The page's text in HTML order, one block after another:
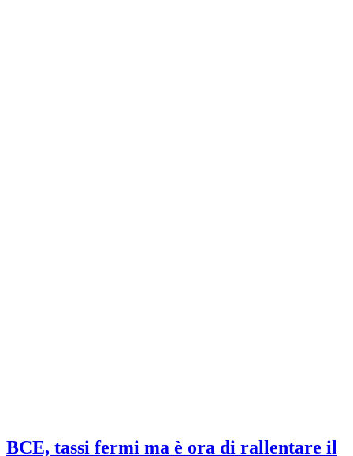
BCE, tassi fermi ma è ora di rallentare il